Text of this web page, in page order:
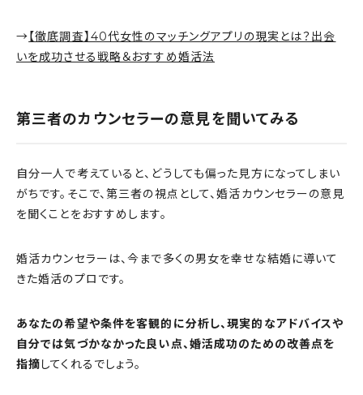
→ 【徹底調査】40代女性のマッチングアプリの現実とは？出会
いを成功させる戦略＆おすすめ婚活法
第三者のカウンセラーの意見を聞いてみる
自分一人で考えていると、どうしても偏った見方になってしまい
がちです。そこで、第三者の視点として、婚活カウンセラーの意見
を聞くことをおすすめします。
婚活カウンセラーは、今まで多くの男女を幸せな結婚に導いて
きた婚活のプロです。
あなたの希望や条件を客観的に分析し、現実的なアドバイスや
自分では気づかなかった良い点、婚活成功のための改善点を
指摘してくれるでしょう。